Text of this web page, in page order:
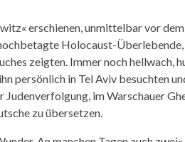
erschienen, unmittelbar vor
Holocaust-
zeigten. Immer noch hellwach,
persönlich in Tel Aviv besuchten
Judenverfolgung, im Warschauer
zu übersetzen.